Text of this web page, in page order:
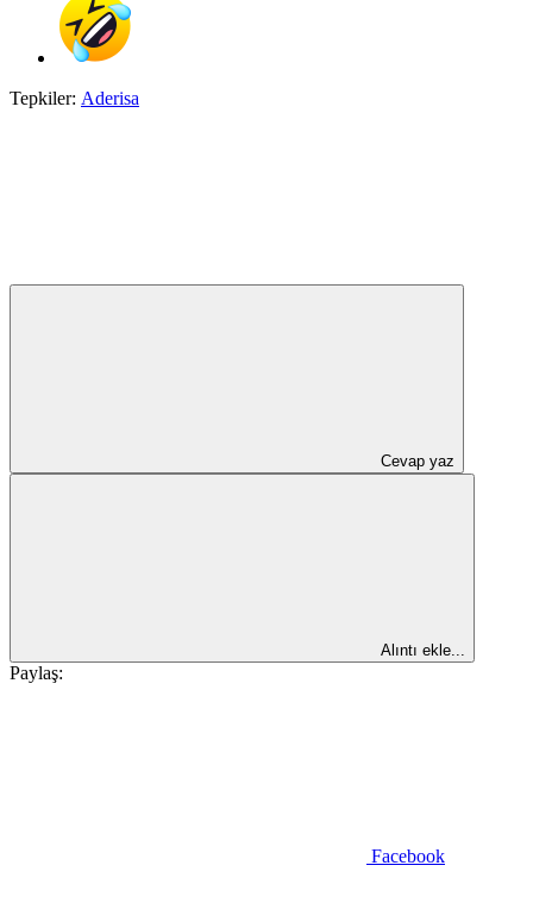
Tepkiler: Aderisa
Cevap yaz
Alıntı ekle...
Paylaş:
Facebook